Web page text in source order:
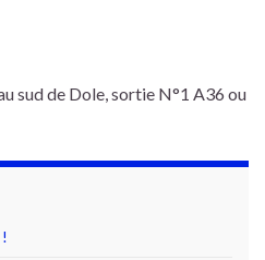
sud de Dole, sortie N°1 A36 ou